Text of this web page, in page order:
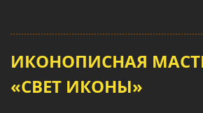
ИКОНОПИСНАЯ
«СВЕТ ИКОНЫ»